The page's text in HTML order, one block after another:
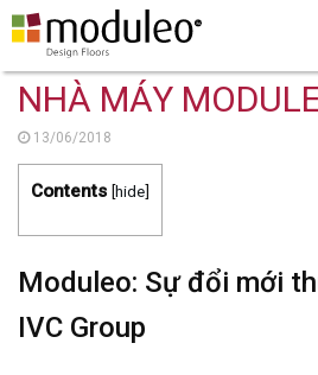
NHÀ MÁY
13/06/2018
Contents [hide]
Moduleo: Sự đổi mới
IVC Group